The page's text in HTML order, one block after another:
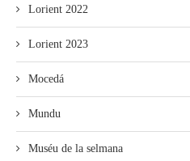
Lorient 2022
Lorient 2023
Mocedá
Mundu
Muséu de la selmana